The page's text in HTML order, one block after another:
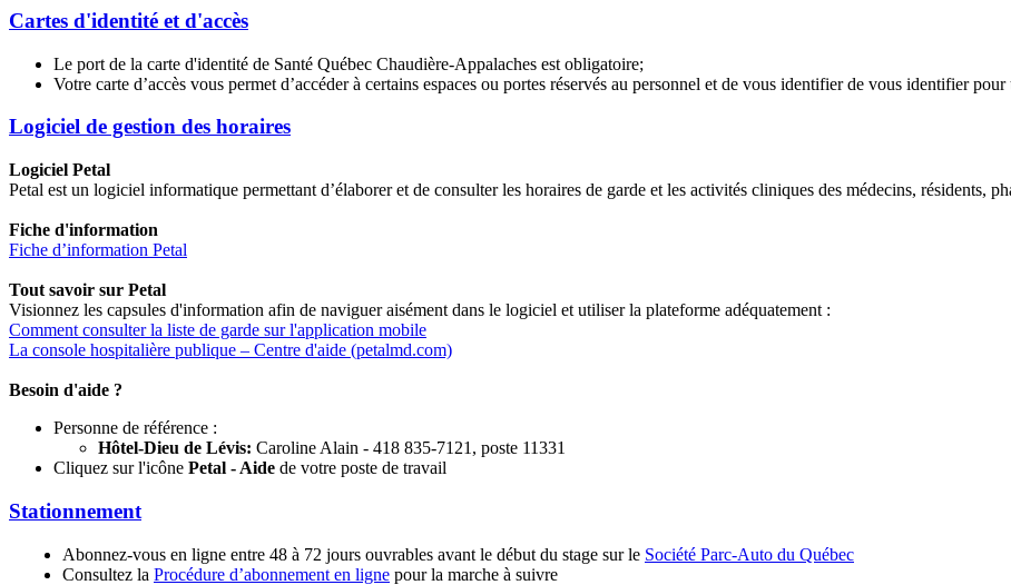
Cartes d'identité et d'accès
Le port de la carte d'identité de Santé Québec Chaudière-Appalaches est obligatoire;
Votre carte d’accès vous permet d’accéder à certains espaces ou portes réservés au personnel et de vous identifier de vous identifier
Logiciel de gestion des horaires
Logiciel Petal
Petal est un logiciel informatique permettant d’élaborer et de consulter les horaires de garde et les activités cliniques des médecins, résidents,
Fiche d'information
Fiche d’information Petal
Tout savoir sur Petal
Visionnez les capsules d'information afin de naviguer aisément dans le logiciel et utiliser la plateforme adéquatement :
Comment consulter la liste de garde sur l'application mobile
La console hospitalière publique – Centre d'aide (petalmd.com)
Besoin d'aide ?
Personne de référence :
Hôtel-Dieu de Lévis: Caroline Alain - 418 835-7121, poste 11331
Cliquez sur l'icône Petal - Aide de votre poste de travail
Stationnement
Abonnez-vous en ligne entre 48 à 72 jours ouvrables avant le début du stage sur le Société Parc-Auto du Québec
Consultez la Procédure d’abonnement en ligne pour la marche à suivre